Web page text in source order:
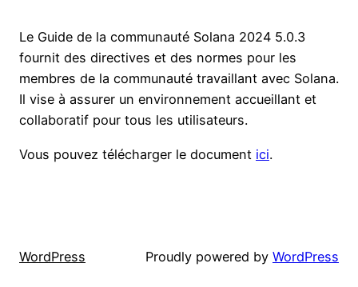
Le Guide de la communauté Solana 2024 5.0.3
fournit des directives et des normes pour les
membres de la communauté travaillant avec Solana.
Il vise à assurer un environnement accueillant et
collaboratif pour tous les utilisateurs.
Vous pouvez télécharger le document ici.
WordPress Proudly powered by WordPress